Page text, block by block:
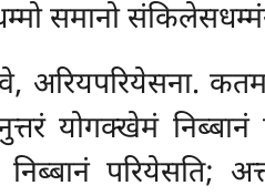
समानो
अरियपरियेसना.
योगक्खेमं निब्बानं
निब्बानं परियेसति;